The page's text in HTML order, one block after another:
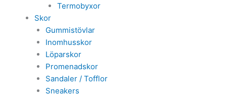
Termobyxor
Skor
Gummistövlar
Inomhusskor
Löparskor
Promenadskor
Sandaler / Tofflor
Sneakers